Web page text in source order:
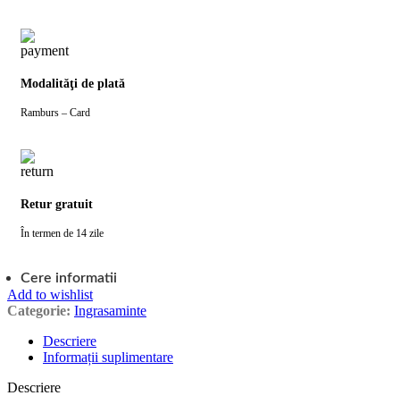
Modalităţi de plată
Ramburs – Card
Retur gratuit
În termen de 14 zile
Cere informatii
Add to wishlist
Categorie: Ingrasaminte
Descriere
Informații suplimentare
Descriere